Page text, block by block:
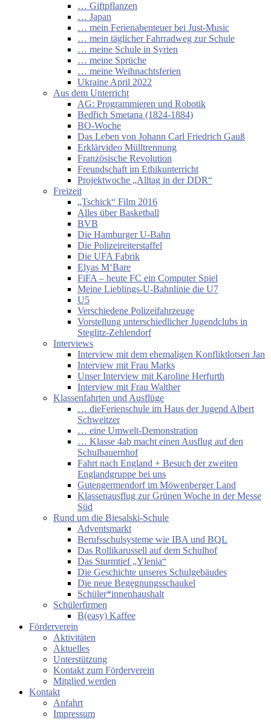
… Giftpflanzen
… Japan
… mein Ferienabenteuer bei Just-Music
… mein täglicher Fahrradweg zur Schule
… meine Schule in Syrien
… meine Sprüche
… meine Weihnachtsferien
Ukraine April 2022
Aus dem Unterricht
AG: Programmieren und Robotik
Bedřich Smetana (1824-1884)
BO-Woche
Das Leben von Johann Carl Friedrich Gauß
Erklärvideo Mülltrennung
Französische Revolution
Freundschaft im Ethikunterricht
Projektwoche „Alltag in der DDR“
Freizeit
„Tschick“ Film 2016
Alles über Basketball
BVB
Die Hamburger U-Bahn
Die Polizeireiterstaffel
Die UFA Fabrik
Elyas M‘Bare
FiFA – heute FC ein Computer Spiel
Meine Lieblings-U-Bahnlinie die U7
U5
Verschiedene Polizeifahrzeuge
Vorstellung unterschiedlicher Jugendclubs in
Steglitz-Zehlendorf
Interviews
Interview mit dem ehemaligen Konfliktlotsen Jan
Interview mit Frau Marks
Unser Interview mit Karoline Herfurth
Interview mit Frau Walther
Klassenfahrten und Ausflüge
… dieFerienschule im Haus der Jugend Albert
Schweitzer
… eine Umwelt-Demonstration
… Klasse 4ab macht einen Ausflug auf den
Schulbauernhof
Fahrt nach England + Besuch der zweiten
Englandgruppe bei uns
Gutengermendorf im Möwenberger Land
Klassenausflug zur Grünen Woche in der Messe
Süd
Rund um die Biesalski-Schule
Adventsmarkt
Berufsschulsysteme wie IBA und BQL
Das Rollikarussell auf dem Schulhof
Das Sturmtief „Ylenia“
Die Geschichte unseres Schulgebäudes
Die neue Begegnungsschaukel
Schüler*innenhaushalt
Schülerfirmen
B(easy) Kaffee
Förderverein
Aktivitäten
Aktuelles
Unterstützung
Kontakt zum Förderverein
Mitglied werden
Kontakt
Anfahrt
Impressum